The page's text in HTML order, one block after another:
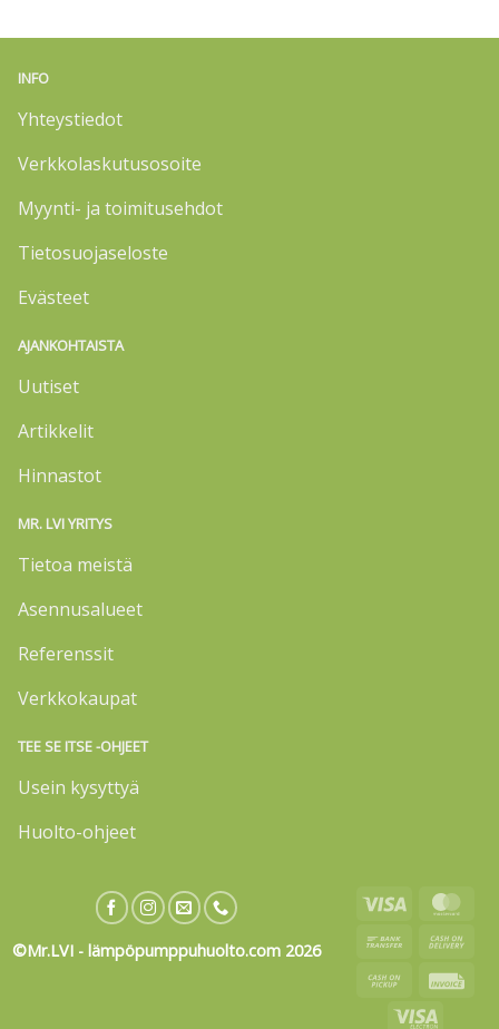
INFO
Yhteystiedot
Verkkolaskutusosoite
Myynti- ja toimitusehdot
Tietosuojaseloste
Evästeet
AJANKOHTAISTA
Uutiset
Artikkelit
Hinnastot
MR. LVI YRITYS
Tietoa meistä
Asennusalueet
Referenssit
Verkkokaupat
TEE SE ITSE -OHJEET
Usein kysyttyä
Huolto-ohjeet
©Mr.LVI - lämpöpumppuhuolto.com 2026
Visa
Bank
Cash
Visa